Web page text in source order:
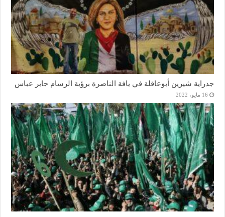
جدراية شيرين أبوعاقلة في يافة الناصرة برؤية الرسام جابر عباس
16 مايو، 2022